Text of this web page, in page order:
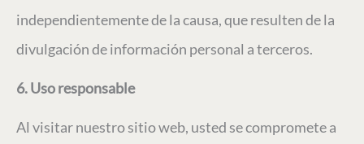
independientemente de la causa, que resulten de la
divulgación de información personal a terceros.
6. Uso responsable
Al visitar nuestro sitio web, usted se compromete a